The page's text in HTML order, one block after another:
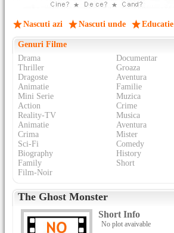
Nascuti azi Nascuti unde Educatie
Genuri Filme
Drama
Documentar
Thriller
Groaza
Dragoste
Aventura
Animatie
Familie
Mini Serie
Muzica
Action
Crime
Reality-TV
Musica
Animatie
Aventura
Crima
Mister
Sci-Fi
Comedy
Biography
History
Family
Short
Film-Noir
The Ghost Monster
Short Info
No plot avaivable